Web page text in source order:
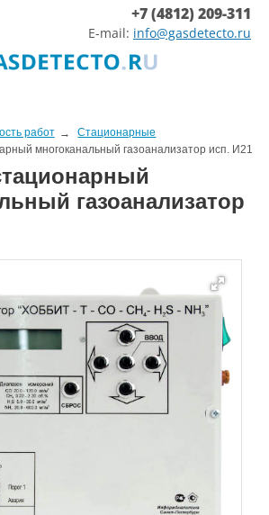
+7 (4812) 209-311
E-mail: info@gasdetecto.ru
работ
Стационарные
многоканальный газоанализатор исп. И21
газоанализатор